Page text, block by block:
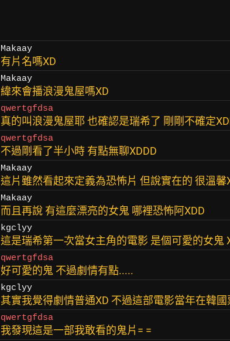
Makaay
有片名嗎XD
Makaay
緯來會播浪漫鬼屋嗎XD
qwertgfdsa
真的叫浪漫鬼屋耶 也確認是瑞希了 剛剛不確定
qwertgfdsa
不過剛看了半小時 有點無聊XDDD
Makaay
這片雖然看起來定義為恐怖片 但說實在的 很溫馨
Makaay
而且再說 有這麼漂亮的女鬼 哪裡恐怖阿XDD
kgclyy
這是瑞希第一次當女主角的電影 是個可愛的女鬼
qwertgfdsa
好可愛的鬼 不過劇情有點.....
kgclyy
其實我覺得劇情普通XD 不過這部電影當年在韓
qwertgfdsa
我發現這是一部我敢看的鬼片= =